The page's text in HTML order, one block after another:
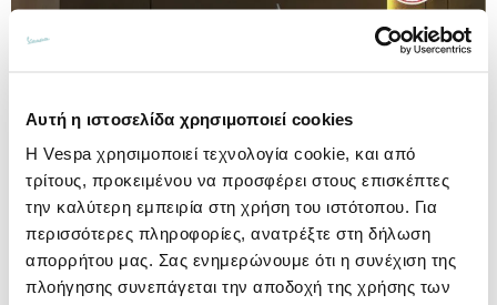
Αυτή η ιστοσελίδα χρησιμοποιεί cookies
Η Vespa χρησιμοποιεί τεχνολογία cookie, και από
τρίτους, προκειμένου να προσφέρει στους επισκέπτες
την καλύτερη εμπειρία στη χρήση του ιστότοπου. Για
περισσότερες πληροφορίες, ανατρέξτε στη δήλωση
απορρήτου μας. Σας ενημερώνουμε ότι η συνέχιση της
πλοήγησης συνεπάγεται την αποδοχή της χρήσης των